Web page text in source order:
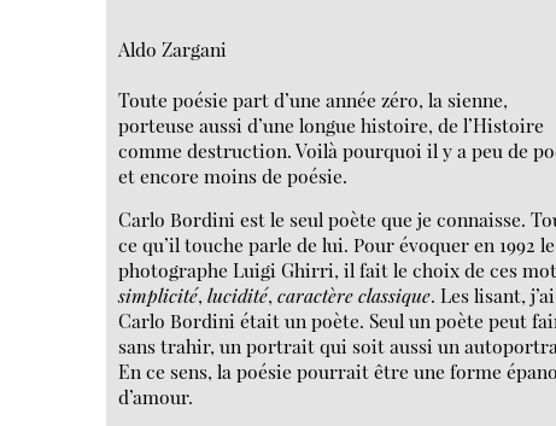
Aldo Zargani
Toute poésie part d’une année zéro, la sienne,
porteuse aussi d’une longue histoire, de l’Histoire
comme destruction. Voilà pourquoi il y a peu de
et encore moins de poésie.
Carlo Bordini est le seul poète que je connaisse.
ce qu’il touche parle de lui. Pour évoquer en 1992 le
photographe Luigi Ghirri, il fait le choix de ces
simplicité,lucidité, caractère classique. Les lisant,
Carlo Bordini était un poète. Seul un poète peut
sans trahir, un portrait qui soit aussi un
En ce sens, la poésie pourrait être une forme
d’amour.